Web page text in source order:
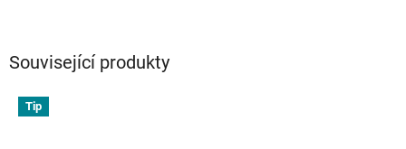
Související produkty
Tip